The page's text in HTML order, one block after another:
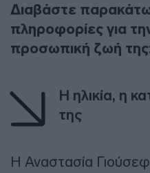
Διαβάστε παρακάτω
πληροφορίες για
προσωπική ζωή
Η ηλικία, η
της
Η Αναστασία Γιούσεφ